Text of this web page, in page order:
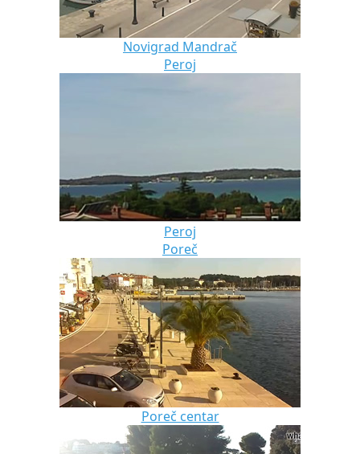
Novigrad Mandrač
Peroj
Peroj
Poreč
Poreč centar